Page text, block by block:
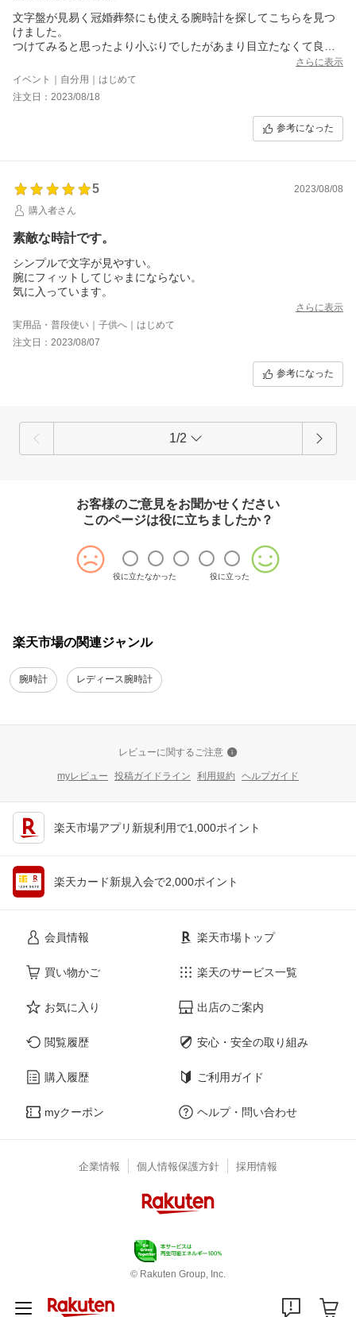
文字盤が見易く冠婚葬祭にも使える腕時計を探してこちらを見つ
けました。
つけてみると思ったより小ぶりでしたがあまり目立たなくて良い
手首はわりと細い方ですがゆったり目につけると革ベルトの余裕
があまりありません。
手首が太めの方は注意が必要かと思います。
さらに表示
イベント｜自分用｜はじめて
注文日：2023/08/18
参考になった
5
2023/08/08
購入者さん
素敵な時計です。
シンプルで文字が見やすい。
腕にフィットしてじゃまにならない。
気に入っています。
さらに表示
実用品・普段使い｜子供へ｜はじめて
注文日：2023/08/07
参考になった
1/2
お客様のご意見をお聞かせください
このページは役に立ちましたか？
役に立たなかった 役に立った
楽天市場の関連ジャンル
腕時計 レディース腕時計
レビューに関するご注意
myレビュー 投稿ガイドライン 利用規約 ヘルプガイド
楽天市場アプリ新規利用で1,000ポイント
楽天カード新規入会で2,000ポイント
会員情報
買い物かご
お気に入り
閲覧履歴
購入履歴
myクーポン
楽天市場トップ
楽天のサービス一覧
出店のご案内
安心・安全の取り組み
ご利用ガイド
ヘルプ・問い合わせ
企業情報 個人情報保護方針 採用情報
© Rakuten Group, Inc.